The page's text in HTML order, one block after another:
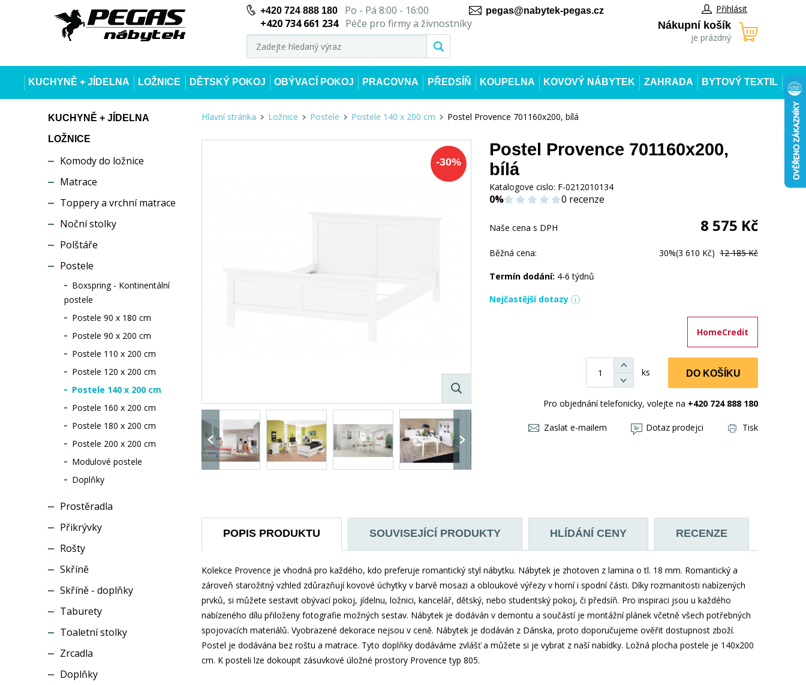
+420 724 888 180Po - Pá 8:00 - 16:00
+420 734 661 234
Péče pro firmy a živnostníky
pegas@nabytek-pegas.cz Přihlásit
Nákupní košík
je prázdný
KUCHYNĚ + JÍDELNA LOŽNICE DĚTSKÝ POKOJ OBÝVACÍ POKOJ PRACOVNA PŘEDSÍŇ KOUPELNA KOVOVÝ NÁBYTEK ZAHRADA BYTOVÝ TEXTIL
KUCHYNĚ + JÍDELNA
LOŽNICE
Komody do ložnice
Matrace
Toppery a vrchní matrace
Noční stolky
Polštáře
Postele
Boxspring - Kontinentální
postele
Postele 90 x 180 cm
Postele 90 x 200 cm
Postele 110 x 200 cm
Postele 120 x 200 cm
Postele 140 x 200 cm
Postele 160 x 200 cm
Postele 180 x 200 cm
Postele 200 x 200 cm
Modulové postele
Doplňky
Prostěradla
Přikrývky
Rošty
Skříně
Skříně - doplňky
Taburety
Toaletní stolky
Zrcadla
Doplňky
Hlavní stránka Ložnice Postele Postele 140 x 200 cm Postel Provence 701160x200, bílá
-30%
Postel Provence 701160x200,
bílá
Katalogove cislo: F-0212010134
0% 0 recenze
Naše cena s DPH 8 575 Kč
Běžná cena: 30%(3 610 Kč) 12 185 Kč
Termín dodání: 4-6 týdnů
Nejčastější dotazy
HomeCredit
ks DO KOŠÍKU
Pro objednání telefonicky, volejte na +420 724 888 180
Zaslat e-mailem Dotaz prodejci Tisk
POPIS PRODUKTU SOUVISEJÍCÍ PRODUKTY HLÍDÁNÍ CENY RECENZE
Kolekce Provence je vhodná pro každého, kdo preferuje romantický styl nábytku. Nábytek je zhotoven z lamina o tl. 18 mm. Romantický a
zároveň starožitný vzhled zdůrazňují kovové úchytky v barvě mosazi a obloukové výřezy v horní i spodní části. Díky rozmanitosti nabízených
prvků, si můžete sestavit obývací pokoj, jídelnu, ložnici, kancelář, dětský, nebo studentský pokoj, či předsíň. Pro inspiraci jsou u každého
nabízeného dílu přiloženy fotografie možných sestav. Nábytek je dodáván v demontu a součástí je montážní plánek včetně všech potřebných
spojovacích materiálů. Vyobrazené dekorace nejsou v ceně. Nábytek je dodáván z Dánska, proto doporučujeme ověřit dostupnost zboží.
Postel je dodávána bez roštu a matrace. Tyto doplňky dodáváme zvlášť a můžete si je vybrat z naší nabídky. Ložná plocha postele je 140x200
cm. K posteli lze dokoupit zásuvkové úložné prostory Provence typ 805.